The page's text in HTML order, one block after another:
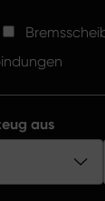
aus